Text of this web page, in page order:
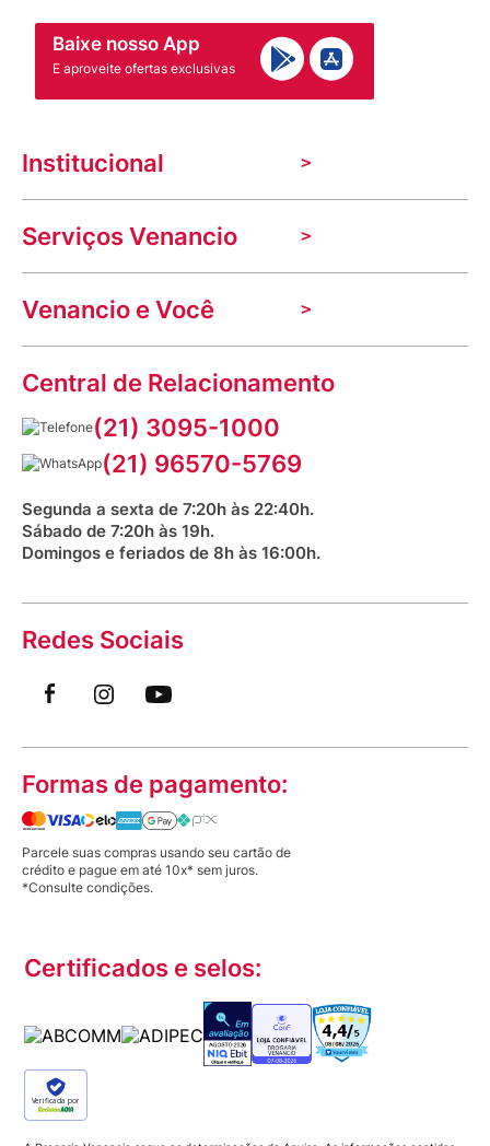
Baixe nosso App
E aproveite ofertas exclusivas
Institucional
A Venancio
Trabalhe Conosco
Nossas lojas
Indique seu imóvel
Aniversário Venancio 2025
Serviços Venancio
Troca e devolução
Mecânica de promoções
Dúvidas frequentes
Prazos e entregas
Bioimpedância Gratuita
Venancio e Você
VClube - Programa de fidelidade
Fale com o farmacêutico
Fale conosco
Saúde na praça
Central de Relacionamento
(21) 3095-1000
(21) 96570-5769
Segunda a sexta de 7:20h às 22:40h.
Sábado de 7:20h às 19h.
Domingos e feriados de 8h às 16:00h.
Redes Sociais
Formas de pagamento:
Parcele suas compras usando seu cartão de
crédito e pague em até 10x* sem juros.
*Consulte condições.
Certificados e selos:
Verificada por